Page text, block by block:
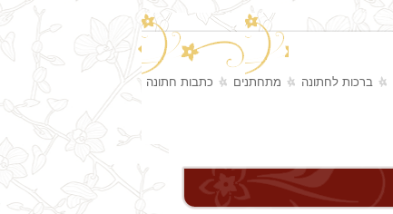
ברכות לחתונה מתחתנים
כתבות חתונה